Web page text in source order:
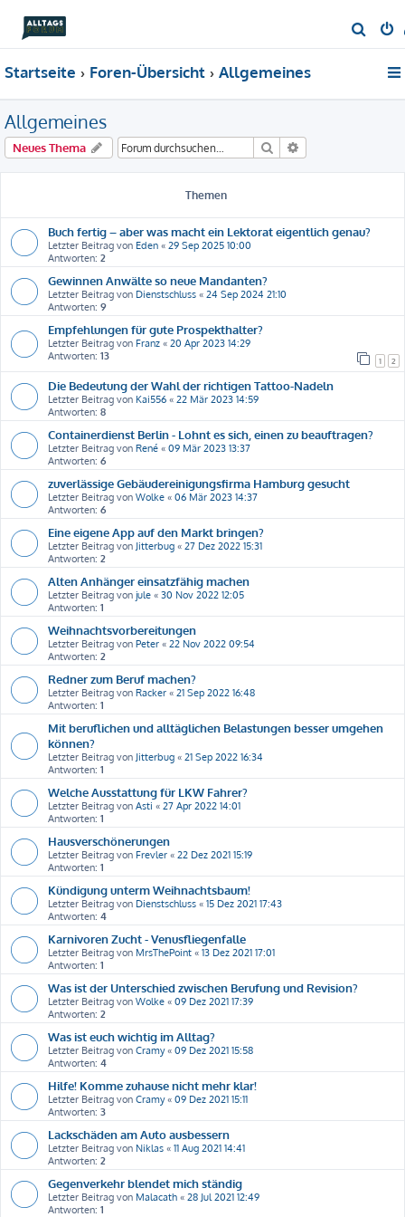
u
Startseite Foren-Übersicht Allgemeines
Allgemeines
Neues Thema Suche
Themen
Buch fertig – aber was macht ein Lektorat eigentlich genau?
Letzter Beitrag von Eden « 29 Sep 2025 10:00
Antworten: 2
Gewinnen Anwälte so neue Mandanten?
Letzter Beitrag von Dienstschluss « 24 Sep 2024 21:10
Antworten: 9
Empfehlungen für gute Prospekthalter?
Letzter Beitrag von Franz « 20 Apr 2023 14:29
Antworten: 13 1 2
Die Bedeutung der Wahl der richtigen Tattoo-Nadeln
Letzter Beitrag von Kai556 « 22 Mär 2023 14:59
Antworten: 8
Containerdienst Berlin - Lohnt es sich, einen zu beauftragen?
Letzter Beitrag von René « 09 Mär 2023 13:37
Antworten: 6
zuverlässige Gebäudereinigungsfirma Hamburg gesucht
Letzter Beitrag von Wolke « 06 Mär 2023 14:37
Antworten: 6
Eine eigene App auf den Markt bringen?
Letzter Beitrag von Jitterbug « 27 Dez 2022 15:31
Antworten: 2
Alten Anhänger einsatzfähig machen
Letzter Beitrag von jule « 30 Nov 2022 12:05
Antworten: 1
Weihnachtsvorbereitungen
Letzter Beitrag von Peter « 22 Nov 2022 09:54
Antworten: 2
Redner zum Beruf machen?
Letzter Beitrag von Racker « 21 Sep 2022 16:48
Antworten: 1
Mit beruflichen und alltäglichen Belastungen besser umgehen
können?
Letzter Beitrag von Jitterbug « 21 Sep 2022 16:34
Antworten: 1
Welche Ausstattung für LKW Fahrer?
Letzter Beitrag von Asti « 27 Apr 2022 14:01
Antworten: 1
Hausverschönerungen
Letzter Beitrag von Frevler « 22 Dez 2021 15:19
Antworten: 1
Kündigung unterm Weihnachtsbaum!
Letzter Beitrag von Dienstschluss « 15 Dez 2021 17:43
Antworten: 4
Karnivoren Zucht - Venusfliegenfalle
Letzter Beitrag von MrsThePoint « 13 Dez 2021 17:01
Antworten: 1
Was ist der Unterschied zwischen Berufung und Revision?
Letzter Beitrag von Wolke « 09 Dez 2021 17:39
Antworten: 2
Was ist euch wichtig im Alltag?
Letzter Beitrag von Cramy« 09 Dez 2021 15:58
Antworten: 4
Hilfe! Komme zuhause nicht mehr klar!
Letzter Beitrag von Cramy« 09 Dez 2021 15:11
Antworten: 3
Lackschäden am Auto ausbessern
Letzter Beitrag von Niklas « 11 Aug 2021 14:41
Antworten: 2
Gegenverkehr blendet mich ständig
Letzter Beitrag von Malacath « 28 Jul 2021 12:49
Antworten: 1